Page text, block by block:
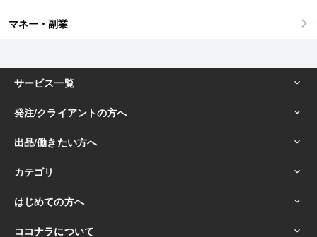
マネー・副業